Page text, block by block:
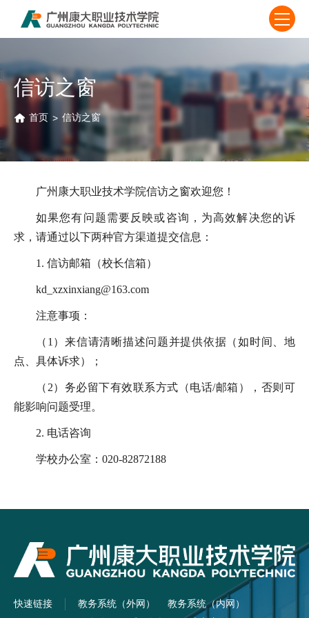
信访之窗
首页 > 信访之窗
广州康大职业技术学院信访之窗欢迎您！
如果您有问题需要反映或咨询，为高效解决您的诉
求，请通过以下两种官方渠道提交信息：
1. 信访邮箱（校长信箱）
kd_xzxinxiang@163.com
注意事项：
（1）来信请清晰描述问题并提供依据（如时间、地
点、具体诉求）；
（2）务必留下有效联系方式（电话/邮箱），否则可
能影响问题受理。
2. 电话咨询
学校办公室：020-82872188
快速链接 教务系统（外网）
教务系统（内网）